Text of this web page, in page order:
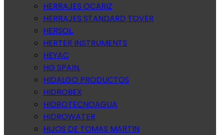
HERRAJES OCARIZ
HERRAJES STANDARD TOVER
HERSOL.
HERTER INSTRUMENTS
HEYAC
HG SPAIN.
HIDALGO PRODUCTOS
HIDROBEX
HIDROTECNOAGUA
HIDROWATER
HIJOS DE TOMAS MARTIN